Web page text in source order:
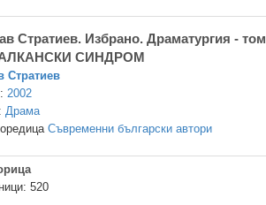
Стратиев. Избрано. Драматургия - том
СИНДРОМ
Стратиев
2002
Драма
Съвременни български автори
520